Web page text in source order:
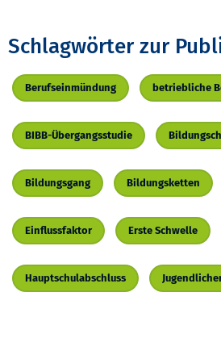
Schlagwörter zur
Berufseinmündung betriebliche
BIBB-Übergangsstudie
Bildungsgang Bildungsketten
Einflussfaktor Erste Schwelle
Hauptschulabschluss